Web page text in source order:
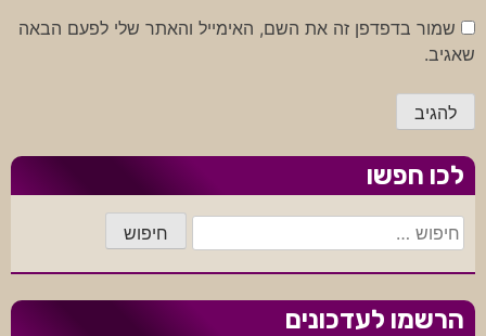
שמור בדפדפן זה את השם, האימייל והאתר שלי לפעם הבאה
שאגיב.
לכו חפשו
חיפוש:
הרשמו לעדכונים